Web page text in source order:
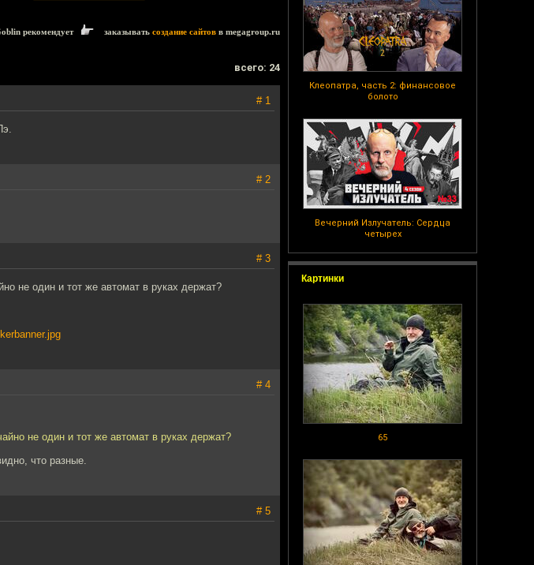
Клеопатра, часть 2: финансовое
болото
Вечерний Излучатель: Сердца
четырех
Картинки
65
рекомендует заказывать создание сайтов в megagroup.ru
всего: 24
# 1
# 2
# 3
не один и тот же автомат в руках держат?
# 4
не один и тот же автомат в руках держат?
что разные.
# 5